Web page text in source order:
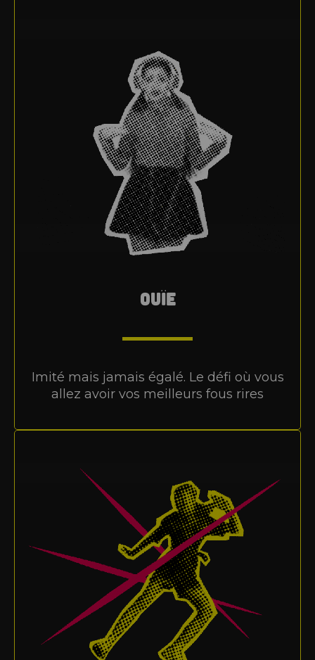
OUÏE
Imité mais jamais égalé. Le défi où vous
allez avoir vos meilleurs fous rires